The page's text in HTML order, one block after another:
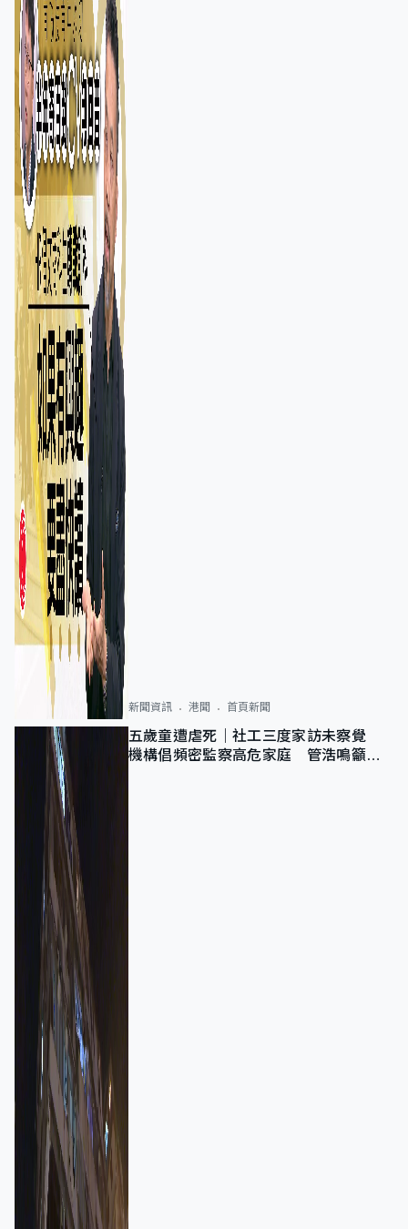
新聞資訊 港聞 首頁新聞
五歲童遭虐死｜社工三度家訪未察覺
機構倡頻密監察高危家庭 管浩鳴籲加